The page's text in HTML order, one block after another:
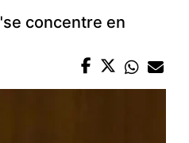
concentre en